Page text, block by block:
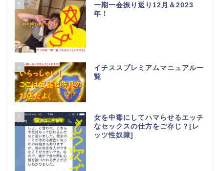
5
一期一会振り返り12月＆2023
年！
6
イチススプレミアムマニュアル一
覧
7
女を中毒にしてハマらせるエッチ
なセックスの仕方をご存じ？[レ
ッツ性奴隷]